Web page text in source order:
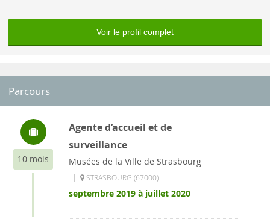
Voir le profil complet
Parcours
10 mois
Agente d’accueil et de
surveillance
Musées de la Ville de Strasbourg
| STRASBOURG (67000)
septembre 2019 à juillet 2020